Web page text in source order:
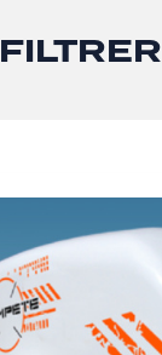
FILTRER